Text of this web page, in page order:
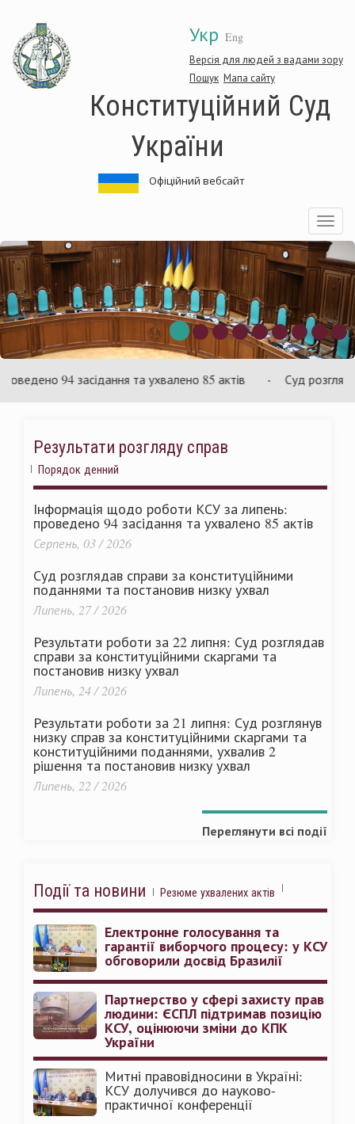
основного
матеріалу
Укр Eng
Версія для людей з вадами зору
Пошук Мапа сайту
Конституційний Суд
України
Офіційний вебсайт
Toggle
Конституційний
Суд
України
94 засідання та ухвалено 85 актів Суд розглядає
Результати розгляду справ
Порядок денний
Інформація щодо роботи КСУ за липень:
проведено 94 засідання та ухвалено 85 актів
Серпень, 03 / 2026
Суд розглядав справи за конституційними
поданнями та постановив низку ухвал
Липень, 27 / 2026
Результати роботи за 22 липня: Суд розглядав
справи за конституційними скаргами та
постановив низку ухвал
Липень, 24 / 2026
Результати роботи за 21 липня: Суд розглянув
низку справ за конституційними скаргами та
конституційними поданнями, ухвалив 2
рішення та постановив низку ухвал
Липень, 22 / 2026
Переглянути всі події
Події та новини Резюме ухвалених актів
Електронне голосування та
гарантії виборчого процесу: у КСУ
обговорили досвід Бразилії
Партнерство у сфері захисту прав
людини: ЄСПЛ підтримав позицію
КСУ, оцінюючи зміни до КПК
України
Митні правовідносини в Україні:
КСУ долучився до науково-
практичної конференції